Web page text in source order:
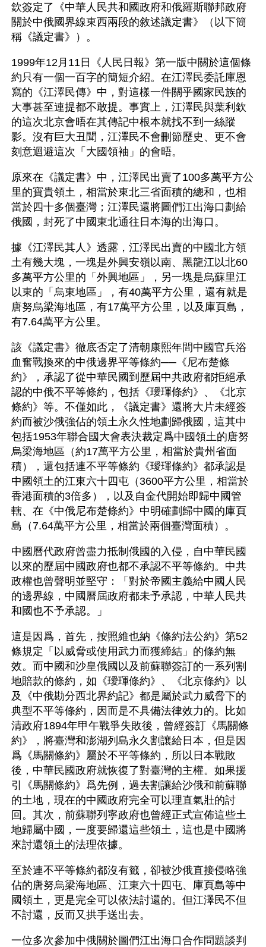
欽簽定了《中華人民共和國政府和俄羅斯聯邦政府
關於中俄國界線東西兩段的敘述議定書》（以下簡
稱《議定書》）。
1999年12月11日《人民日報》第一版中關於這個條
約只有一個一百字的簡短介紹。在江澤民委託庫恩
寫的《江澤民傳》中，對這樣一件關乎國家民族的
大事甚至連提都不敢提。事實上，江澤民與葉利欽
的這次北京會晤在其傳記中根本就找不到一絲蹤
影。沒有巨大丑聞，江澤民不會刪節歷史、更不會
刻意迴避這次「大國領袖」的會晤。
原來在《議定書》中，江澤民出賣了100多萬平方公
里的寶貴領土，相當於東北三省面積的總和，也相
當於四十多個臺灣；江澤民還將圖們江出海口劃給
俄國，封死了中國東北通往日本海的出海口。
據《江澤民其人》透露，江澤民出賣的中國北方領
土有幾大塊，一塊是外興安嶺以南、黑龍江以北60
多萬平方公里的「外興地區」，另一塊是烏蘇里江
以東的「烏東地區」，有40萬平方公里，還有就是
唐努烏梁海地區，有17萬平方公里，以及庫頁島，
有7.64萬平方公里。
該《議定書》徹底否定了清朝康熙年間中國官兵浴
血奮戰換來的中俄邊界平等條約──《尼布楚條
約》，承認了從中華民國到歷屆中共政府都拒絕承
認的中俄不平等條約，包括《璦琿條約》、《北京
條約》等。不僅如此，《議定書》還將大片未經簽
約而被沙俄強佔的領土永久性地劃歸俄國，這其中
包括1953年聯合國大會表決裁定爲中國領土的唐努
烏梁海地區（約17萬平方公里，相當於貴州省面
積），還包括連不平等條約《璦琿條約》都承認是
中國領土的江東六十四屯（3600平方公里，相當於
香港面積的3倍多），以及自金代開始即歸中國管
轄、在《中俄尼布楚條約》中明確劃歸中國的庫頁
島（7.64萬平方公里，相當於兩個臺灣面積）。
中國曆代政府曾盡力抵制俄國的入侵，自中華民國
以來的歷屆中國政府也都不承認不平等條約。中共
政權也曾聲明並堅守：「對於帝國主義給中國人民
的邊界線，中國曆屆政府都未予承認，中華人民共
和國也不予承認。」
這是因爲，首先，按照維也納《條約法公約》第52
條規定「以威脅或使用武力而獲締結」的條約無
效。而中國和沙皇俄國以及前蘇聯簽訂的一系列割
地賠款的條約，如《璦琿條約》、《北京條約》以
及《中俄勘分西北界約記》都是屬於武力威脅下的
典型不平等條約，因而是不具備法律效力的。比如
清政府1894年甲午戰爭失敗後，曾經簽訂《馬關條
約》，將臺灣和澎湖列島永久割讓給日本，但是因
爲《馬關條約》屬於不平等條約，所以日本戰敗
後，中華民國政府就恢復了對臺灣的主權。如果援
引《馬關條約》爲先例，過去割讓給沙俄和前蘇聯
的土地，現在的中國政府完全可以理直氣壯的討
回。其次，前蘇聯列寧政府也曾經正式宣佈這些土
地歸屬中國，一度要歸還這些領土，這也是中國將
來討還領土的法理依據。
至於連不平等條約都沒有籤，卻被沙俄直接侵略強
佔的唐努烏梁海地區、江東六十四屯、庫頁島等中
國領土，更是完全可以依法討還的。但江澤民不但
不討還，反而又拱手送出去。
一位多次參加中俄關於圖們江出海口合作問題談判